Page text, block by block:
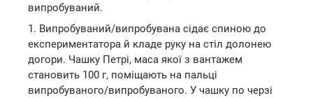
випробуваний.
1. Випробуваний/випробувана сідає спиною до
експериментатора й кладе руку на стіл долонею
догори. Чашку Петрі, маса якої з вантажем
становить 100 г, поміщають на пальці
випробуваного/випробуваного. У чашку по черзі